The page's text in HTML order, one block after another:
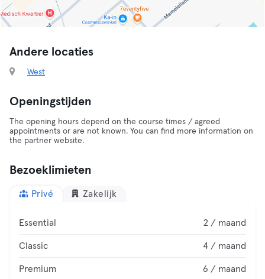
Andere locaties
West
Openingstijden
The opening hours depend on the course times / agreed
appointments or are not known. You can find more information on
the partner website.
Bezoeklimieten
Privé Zakelijk
Essential 2 / maand
Classic 4 / maand
Premium 6 / maand